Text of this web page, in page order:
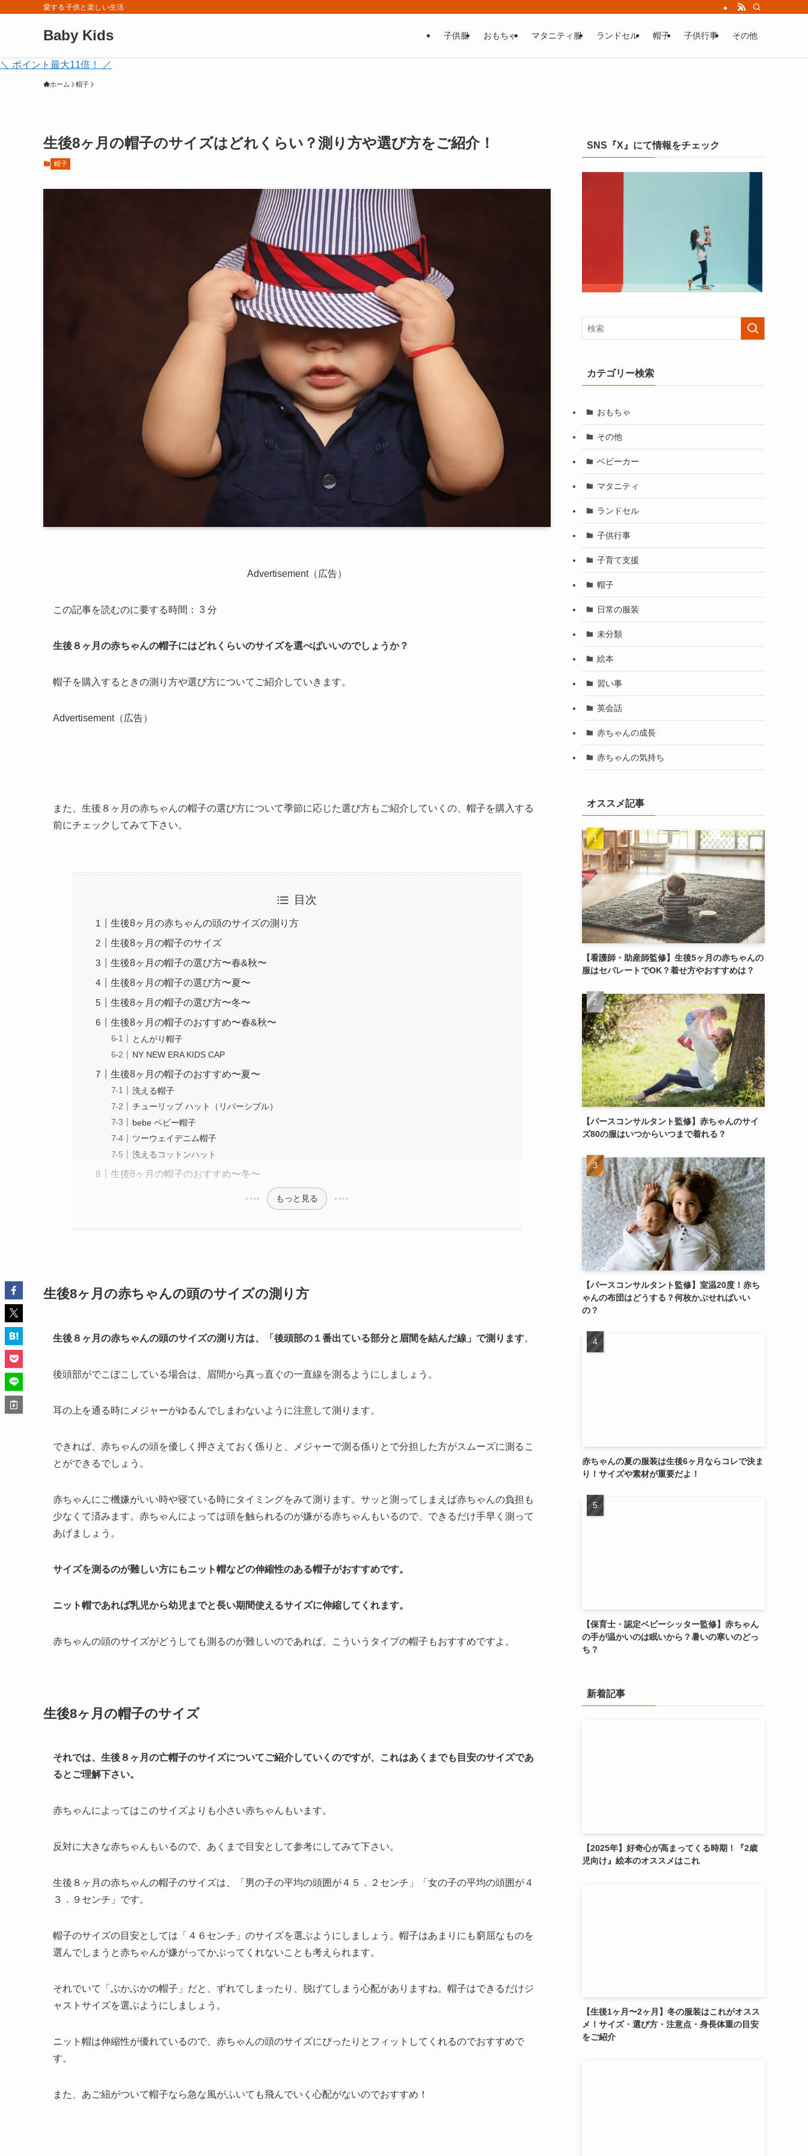
愛する子供と楽しい生活
Baby Kids 子供服 おもちゃ マタニティ服 ランドセル 帽子 子供行事 その他
＼ ポイント最大11倍！ ／
ホーム 帽子
生後8ヶ月の帽子のサイズはどれくらい？測り方や選び方をご紹介！
帽子
Advertisement（広告）
この記事を読むのに要する時間： 3 分
生後８ヶ月の赤ちゃんの帽子にはどれくらいのサイズを選べばいいのでしょうか？
帽子を購入するときの測り方や選び方についてご紹介していきます。
Advertisement（広告）
また、生後８ヶ月の赤ちゃんの帽子の選び方について季節に応じた選び方もご紹介していくの、帽子を購入する
前にチェックしてみて下さい。
目次
生後8ヶ月の赤ちゃんの頭のサイズの測り方
生後8ヶ月の帽子のサイズ
生後8ヶ月の帽子の選び方〜春&秋〜
生後8ヶ月の帽子の選び方〜夏〜
生後8ヶ月の帽子の選び方〜冬〜
生後8ヶ月の帽子のおすすめ〜春&秋〜
とんがり帽子
NY NEW ERA KIDS CAP
生後8ヶ月の帽子のおすすめ〜夏〜
洗える帽子
チューリップ ハット（リバーシブル）
bebe ベビー帽子
ツーウェイデニム帽子
洗えるコットンハット
生後8ヶ月の帽子のおすすめ〜冬〜
もっと見る
生後8ヶ月の赤ちゃんの頭のサイズの測り方
生後８ヶ月の赤ちゃんの頭のサイズの測り方は、「後頭部の１番出ている部分と眉間を結んだ線」で測ります。
後頭部がでこぼこしている場合は、眉間から真っ直ぐの一直線を測るようにしましょう。
耳の上を通る時にメジャーがゆるんでしまわないように注意して測ります。
できれば、赤ちゃんの頭を優しく押さえておく係りと、メジャーで測る係りとで分担した方がスムーズに測るこ
とができるでしょう。
赤ちゃんにご機嫌がいい時や寝ている時にタイミングをみて測ります。サッと測ってしまえば赤ちゃんの負担も
少なくて済みます。赤ちゃんによっては頭を触られるのが嫌がる赤ちゃんもいるので、できるだけ手早く測って
あげましょう。
サイズを測るのが難しい方にもニット帽などの伸縮性のある帽子がおすすめです。
ニット帽であれば乳児から幼児までと長い期間使えるサイズに伸縮してくれます。
赤ちゃんの頭のサイズがどうしても測るのが難しいのであれば、こういうタイプの帽子もおすすめですよ。
生後8ヶ月の帽子のサイズ
それでは、生後８ヶ月の亡帽子のサイズについてご紹介していくのですが、これはあくまでも目安のサイズであ
るとご理解下さい。
赤ちゃんによってはこのサイズよりも小さい赤ちゃんもいます。
反対に大きな赤ちゃんもいるので、あくまで目安として参考にしてみて下さい。
生後８ヶ月の赤ちゃんの帽子のサイズは、「男の子の平均の頭囲が４５．２センチ」「女の子の平均の頭囲が４
３．９センチ」です。
帽子のサイズの目安としては「４６センチ」のサイズを選ぶようにしましょう。帽子はあまりにも窮屈なものを
選んでしまうと赤ちゃんが嫌がってかぶってくれないことも考えられます。
それでいて「ぶかぶかの帽子」だと、ずれてしまったり、脱げてしまう心配がありますね。帽子はできるだけジ
ャストサイズを選ぶようにしましょう。
ニット帽は伸縮性が優れているので、赤ちゃんの頭のサイズにぴったりとフィットしてくれるのでおすすめで
す。
また、あご紐がついて帽子なら急な風がふいても飛んでいく心配がないのでおすすめ！
SNS『X』にて情報をチェック
カテゴリー検索
おもちゃ
その他
ベビーカー
マタニティ
ランドセル
子供行事
子育て支援
帽子
日常の服装
未分類
絵本
習い事
英会話
赤ちゃんの成長
赤ちゃんの気持ち
オススメ記事
【看護師・助産師監修】生後5ヶ月の赤ちゃんの
服はセパレートでOK？着せ方やおすすめは？
【バースコンサルタント監修】赤ちゃんのサイ
ズ80の服はいつからいつまで着れる？
【バースコンサルタント監修】室温20度！赤ち
ゃんの布団はどうする？何枚かぶせればいい
の？
赤ちゃんの夏の服装は生後6ヶ月ならコレで決ま
り！サイズや素材が重要だよ！
【保育士・認定ベビーシッター監修】赤ちゃん
の手が温かいのは眠いから？暑いの寒いのどっ
ち？
新着記事
【2025年】好奇心が高まってくる時期！『2歳
児向け』絵本のオススメはこれ
【生後1ヶ月〜2ヶ月】冬の服装はこれがオスス
メ！サイズ・選び方・注意点・身長体重の目安
をご紹介